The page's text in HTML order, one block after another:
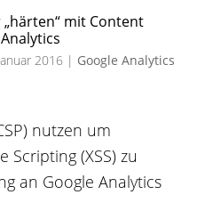
mit Content
2016 | Google Analytics
nutzen um
Scripting (XSS) zu
an Google Analytics